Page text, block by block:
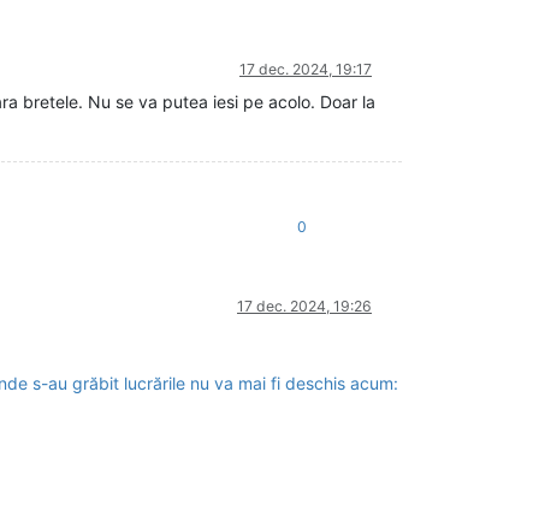
17 dec. 2024, 19:17
bretele. Nu se va putea iesi pe acolo. Doar la
0
17 dec. 2024, 19:26
s-au grăbit lucrările nu va mai fi deschis acum: